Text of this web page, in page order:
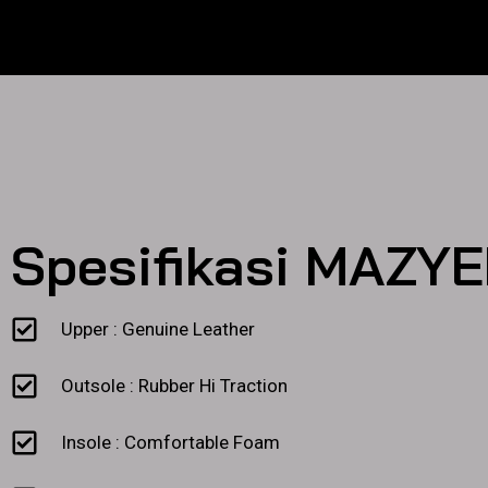
Spesifikasi
Upper : Genuine Leather
Outsole : Rubber Hi Traction
Insole : Comfortable Foam